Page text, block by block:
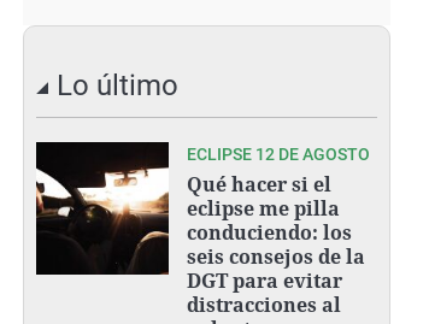
Lo último
ECLIPSE 12 DE AGOSTO
Qué hacer si el
eclipse me pilla
conduciendo: los
seis consejos de la
DGT para evitar
distracciones al